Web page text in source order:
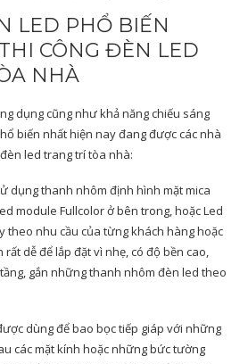
LED PHỔ BIẾN
CÔNG ĐÈN LED
NHÀ
dụng cũng như khả năng chiếu sáng
biến nhất hiện nay đang được các nhà
led trang trí tòa nhà:
dụng thanh nhôm định hình mặt mica
module Fullcolor ở bên trong, hoặc Led
theo nhu cầu của từng khách hàng hoặc
dễ để lắp đặt vì nhẹ, có độ bền cao,
gắn những thanh nhôm đèn led theo
dùng để bao bọc tiếp giáp với những
các mặt kính hoặc những bức tường